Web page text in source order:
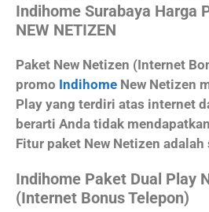
Indihome Surabaya Harga
NEW NETIZEN
Paket New Netizen (Internet
promo Indihome New Netizen
Play yang terdiri atas internet
berarti Anda tidak
Fitur paket New Netizen
Indihome Paket Dual Play
(Internet Bonus Telepon)